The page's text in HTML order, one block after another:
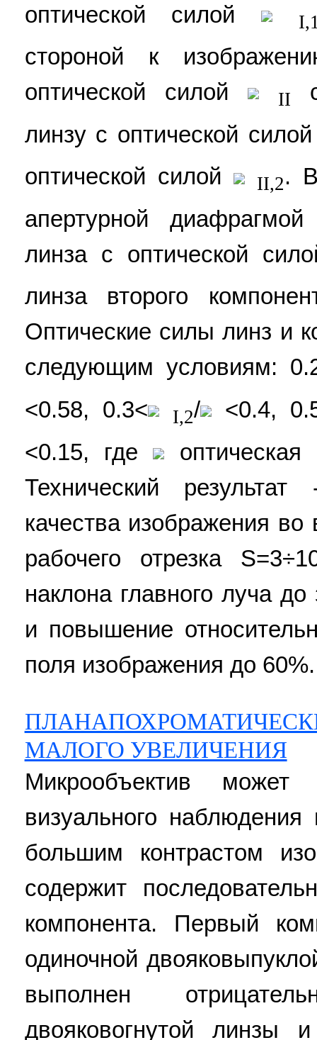
оптической силой
стороной к
оптической силой
II
линзу с оптической
оптической силой
II,2.
апертурной
линза с оптической
линза второго
Оптические силы линз и
следующим условиям:
<0.58, 0.3<
I,2/ <0.4,
<0.15, где
Технический
качества изображения
рабочего отрезка
наклона главного луча
и повышение
поля изображения до
МАЛОГО УВЕЛИЧЕНИЯ
Микрообъектив
визуального
большим контрастом
содержит
компонента. Первый
одиночной
выполнен
двояковогнутой линзы